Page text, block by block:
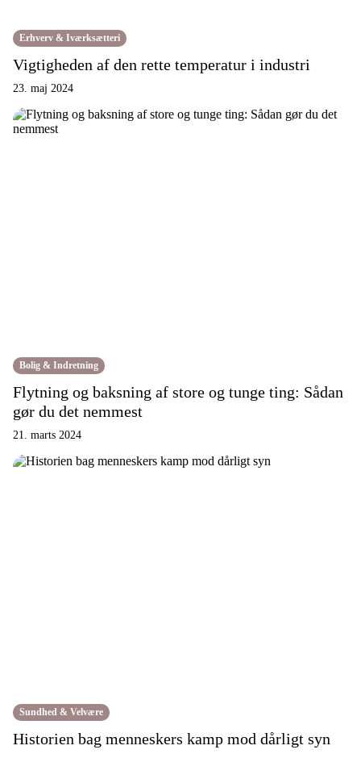
Erhverv & Iværksætteri
Vigtigheden af den rette temperatur i industri
23. maj 2024
Bolig & Indretning
Flytning og baksning af store og tunge ting: Sådan
gør du det nemmest
21. marts 2024
Sundhed & Velvære
Historien bag menneskers kamp mod dårligt syn